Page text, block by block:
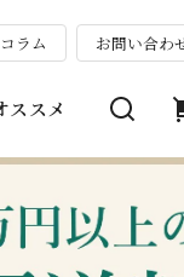
ラム お問い合わ
ススメ